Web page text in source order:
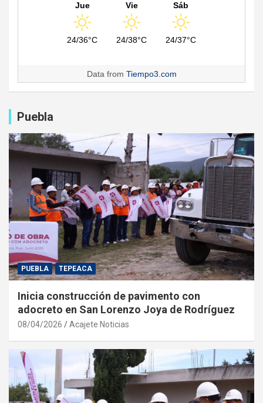
Jue
24/36°C
Vie
24/38°C
Sáb
24/37°C
Data from Tiempo3.com
Puebla
PUEBLA TEPEACA
Inicia construcción de pavimento con
adocreto en San Lorenzo Joya de Rodríguez
08/04/2026 Acajete Noticias